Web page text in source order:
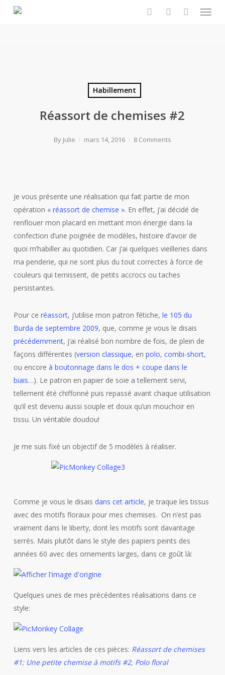
Menu
Habillement
Réassort de chemises #2
By Julie mars 14, 2016 8 Comments
Je vous présente une réalisation qui fait partie de mon
opération « réassort de chemise ». En effet, j’ai décidé de
renflouer mon placard en mettant mon énergie dans la
confection d’une poignée de modèles, histoire d’avoir de
quoi m’habiller au quotidien. Car j’ai quelques vieilleries dans
ma penderie, qui ne sont plus du tout correctes à force de
couleurs qui ternissent, de petits accrocs ou taches
persistantes.
Pour ce réassort, j’utilise mon patron fétiche, le 105 du
Burda de septembre 2009, que, comme je vous le disais
précédemment, j’ai réalisé bon nombre de fois, de plein de
façons différentes (version classique, en polo, combi-short,
ou encore à boutonnage dans le dos + coupe dans le
biais…). Le patron en papier de soie a tellement servi,
tellement été chiffonné puis repassé avant chaque utilisation
qu’il est devenu aussi souple et doux qu’un mouchoir en
tissu. Un véritable doudou!
Je me suis fixé un objectif de 5 modèles à réaliser.
Comme je vous le disais dans cet article, je traque les tissus
avec des motifs floraux pour mes chemises. On n’est pas
vraiment dans le liberty, dont les motifs sont davantage
serrés. Mais plutôt dans le style des papiers peints des
années 60 avec des ornements larges, dans ce goût là:
Quelques unes de mes précédentes réalisations dans ce
style:
Liens vers les articles de ces pièces: Réassort de chemises
#1; Une petite chemise à motifs #2, Polo floral